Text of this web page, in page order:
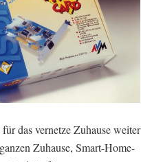
das vernetze Zuhause weiter
Zuhause, Smart-Home-